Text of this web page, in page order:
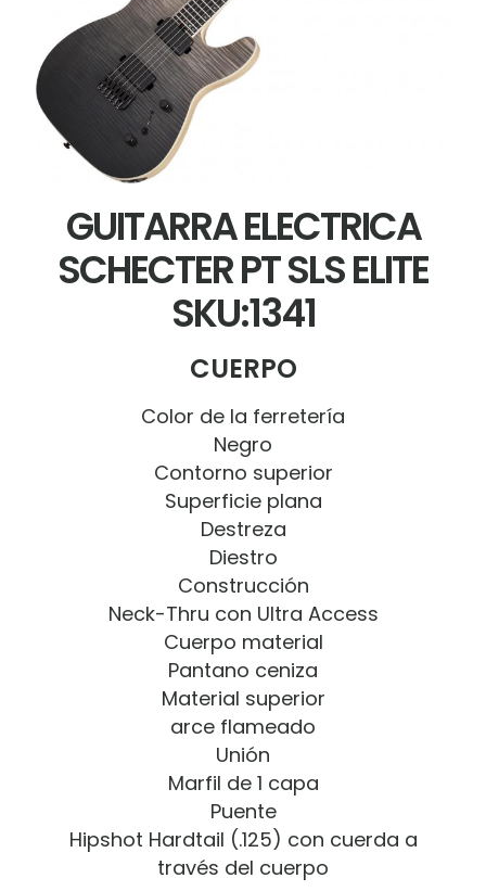
GUITARRA ELECTRICA
SCHECTER PT SLS ELITE
SKU:1341
CUERPO
Color de la ferretería
Negro
Contorno superior
Superficie plana
Destreza
Diestro
Construcción
Neck-Thru con Ultra Access
Cuerpo material
Pantano ceniza
Material superior
arce flameado
Unión
Marfil de 1 capa
Puente
Hipshot Hardtail (.125) con cuerda a
través del cuerpo